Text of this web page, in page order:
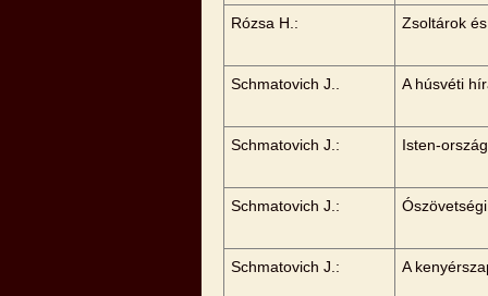
Rózsa H.: Zsoltárok
Schmatovich J.. A húsvéti
Schmatovich J.: Isten-
Schmatovich J.:
Schmatovich J.: A